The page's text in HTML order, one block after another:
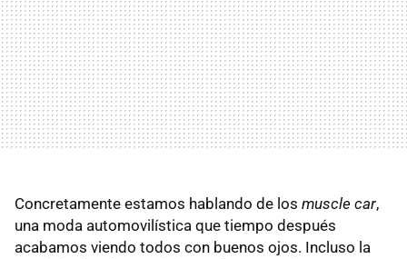
Concretamente estamos hablando de los muscle car,
una moda automovilística que tiempo después
acabamos viendo todos con buenos ojos. Incluso la